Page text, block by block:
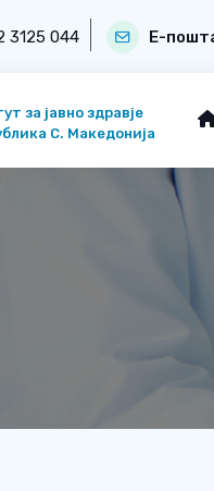
3125 044 Е-
за јавно здравје
С. Македонија